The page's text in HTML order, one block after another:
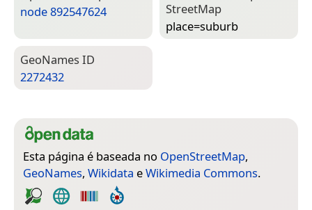
node 892547624
Street­Map
place=­suburb
Geo­Names ID
2272432
Esta página é baseada no OpenStreetMap,
GeoNames, Wikidata eWikimedia Commons.